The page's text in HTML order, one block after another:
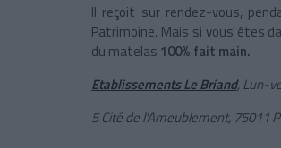
Il reçoit sur rendez-vous,
Patrimoine. Mais si vous êtes
du matelas 100% fait main.
Etablissements Le Briand, Lun-
5 Cité de l'Ameublement, 75011